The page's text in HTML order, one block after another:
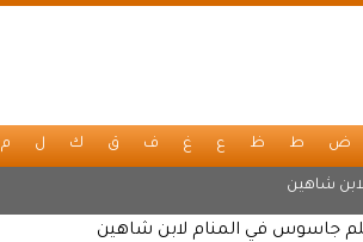
ض ط ظ ع غ ف ق ك ل م
شاهين
جاسوس في المنام لابن شاهين